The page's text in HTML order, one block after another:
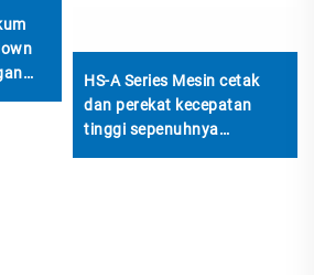
HS-A Series Mesin cetak
dan perekat kecepatan
tinggi sepenuhnya